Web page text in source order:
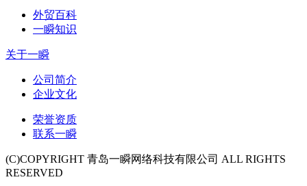
外贸百科
一瞬知识
关于一瞬
公司简介
企业文化
荣誉资质
联系一瞬
(C)COPYRIGHT 青岛一瞬网络科技有限公司 ALL RIGHTS
RESERVED